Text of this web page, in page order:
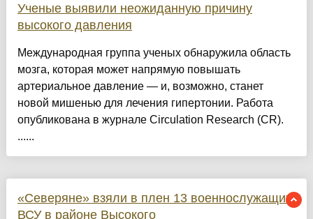
Ученые выявили неожиданную причину
высокого давления
Международная группа ученых обнаружила область
мозга, которая может напрямую повышать
артериальное давление — и, возможно, станет
новой мишенью для лечения гипертонии. Работа
опубликована в журнале Circulation Research (CR).
......
«Северяне» взяли в плен 13 военнослужащих
ВСУ в районе Высокого